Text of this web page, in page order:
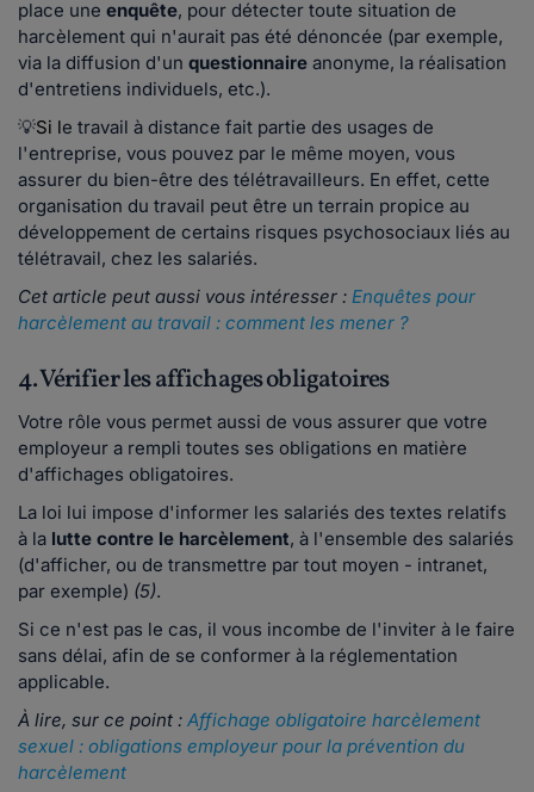
place une enquête, pour détecter toute situation de
harcèlement qui n'aurait pas été dénoncée (par exemple,
via la diffusion d'un questionnaire anonyme, la réalisation
d'entretiens individuels, etc.).
💡Si le travail à distance fait partie des usages de
l'entreprise, vous pouvez par le même moyen, vous
assurer du bien-être des télétravailleurs. En effet, cette
organisation du travail peut être un terrain propice au
développement de certains risques psychosociaux liés au
télétravail, chez les salariés.
Cet article peut aussi vous intéresser : Enquêtes pour
harcèlement au travail : comment les mener ?
4. Vérifier les affichages obligatoires
Votre rôle vous permet aussi de vous assurer que votre
employeur a rempli toutes ses obligations en matière
d'affichages obligatoires.
La loi lui impose d'informer les salariés des textes relatifs
à la lutte contre le harcèlement, à l'ensemble des salariés
(d'afficher, ou de transmettre par tout moyen - intranet,
par exemple) (5).
Si ce n'est pas le cas, il vous incombe de l'inviter à le faire
sans délai, afin de se conformer à la réglementation
applicable.
À lire, sur ce point : Affichage obligatoire harcèlement
sexuel : obligations employeur pour la prévention du
harcèlement